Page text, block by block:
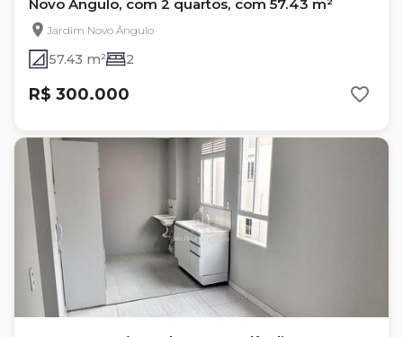
Novo Ângulo, com 2 quartos, com 57.43 m²
Jardim Novo Ângulo
57.43 m² 2
R$ 300.000